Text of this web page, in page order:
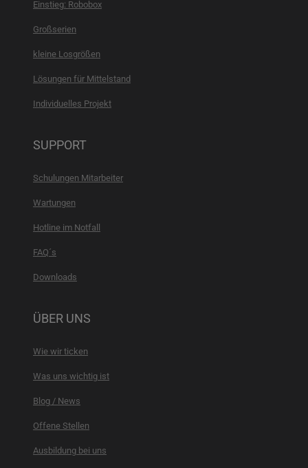
Einstieg: Robobox
Großserien
kleine Losgrößen
Lösungen für Mittelstand
Individuelles Projekt
SUPPORT
Schulungen Mitarbeiter
Wartungen
Hotline im Notfall
FAQ´s
Downloads
ÜBER UNS
Wie wir ticken
Was uns wichtig ist
Blog / News
Offene Stellen
Ausbildung bei uns